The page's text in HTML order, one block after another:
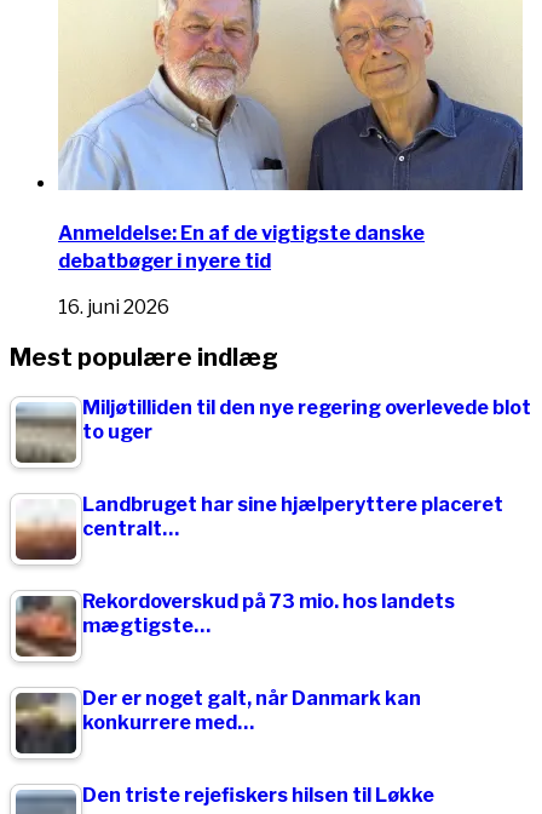
Anmeldelse: En af de vigtigste danske
debatbøger i nyere tid
16. juni 2026
Mest populære indlæg
Miljøtilliden til den nye regering overlevede blot
to uger
Landbruget har sine hjælperyttere placeret
centralt…
Rekordoverskud på 73 mio. hos landets
mægtigste…
Der er noget galt, når Danmark kan
konkurrere med…
Den triste rejefiskers hilsen til Løkke